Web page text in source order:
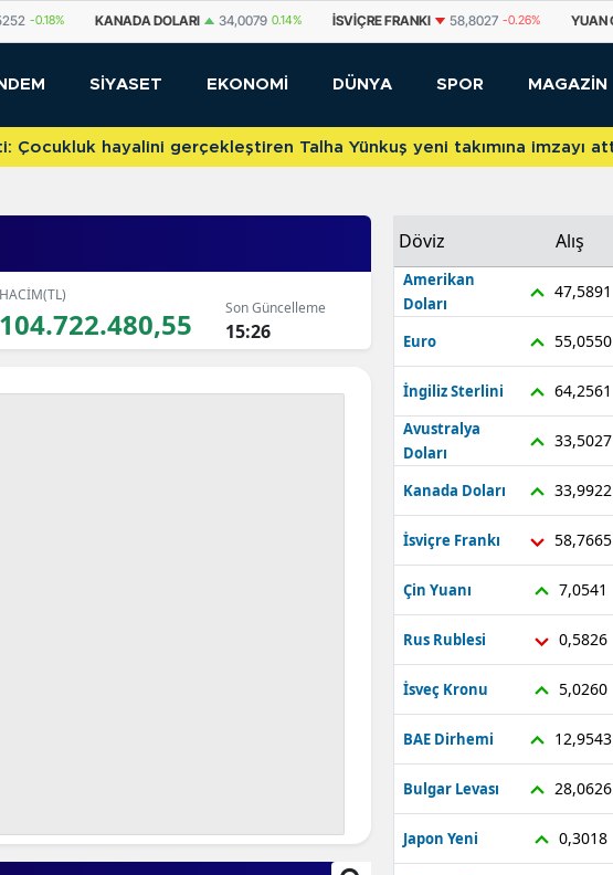
34,0079 0.14% İSVIÇRE FRANKI 58,8027 -0.26% YUAN OFFSHORE 7,0572 0.08%
SİYASET EKONOMİ DÜNYA SPOR MAGAZİN
hayalini gerçekleştiren Talha Yünkuş yeni takımına imzayı attı
HACİM(TL)
104.722.480,55 Son Güncelleme
15:26
Döviz Alış
Amerikan
Doları
47,5891
Euro 55,0550
İngiliz Sterlini 64,2561
Avustralya
Doları
33,5027
Kanada Doları 33,9922
İsviçre Frankı 58,7665
Çin Yuanı 7,0541
Rus Rublesi 0,5826
İsveç Kronu 5,0260
BAE Dirhemi 12,9543
Bulgar Levası 28,0626
Japon Yeni 0,3018